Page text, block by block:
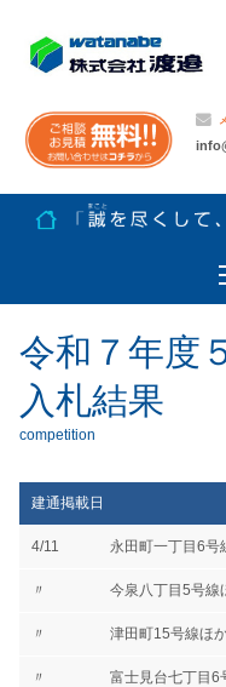
令和７年度
入札結果
建通掲載日
4/11 永田町一丁目6号
〃 今泉八丁目5号線
〃 津田町15号線ほ
〃 富士見台七丁目6